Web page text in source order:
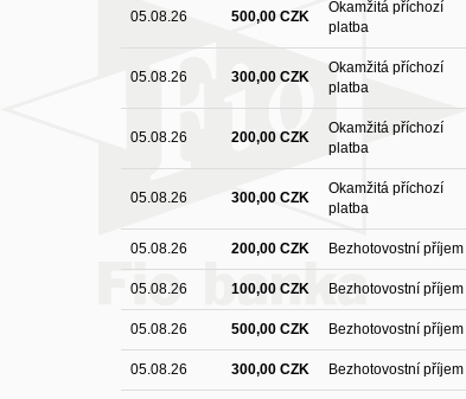
05.08.26 500,00 CZK
Okamžitá příchozí
platba
05.08.26 300,00 CZK
Okamžitá příchozí
platba
05.08.26 200,00 CZK
Okamžitá příchozí
platba
05.08.26 300,00 CZK
Okamžitá příchozí
platba
05.08.26 200,00 CZK Bezhotovostní příjem
05.08.26 100,00 CZK Bezhotovostní příjem
05.08.26 500,00 CZK Bezhotovostní příjem
05.08.26 300,00 CZK Bezhotovostní příjem